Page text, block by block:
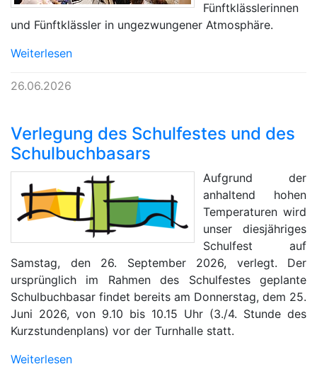
Fünftklässlerinnen
und Fünftklässler in ungezwungener Atmosphäre.
Weiterlesen
26.06.2026
Verlegung des Schulfestes und des
Schulbuchbasars
Aufgrund der
anhaltend hohen
Temperaturen wird
unser diesjähriges
Schulfest auf
Samstag, den 26. September 2026, verlegt. Der
ursprünglich im Rahmen des Schulfestes geplante
Schulbuchbasar findet bereits am Donnerstag, dem 25.
Juni 2026, von 9.10 bis 10.15 Uhr (3./4. Stunde des
Kurzstundenplans) vor der Turnhalle statt.
Weiterlesen